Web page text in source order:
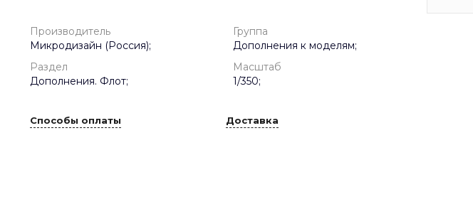
Производитель
Микродизайн (Россия);
Группа
Дополнения к моделям;
Раздел
Дополнения. Флот;
Масштаб
1/350;
Способы оплаты Доставка